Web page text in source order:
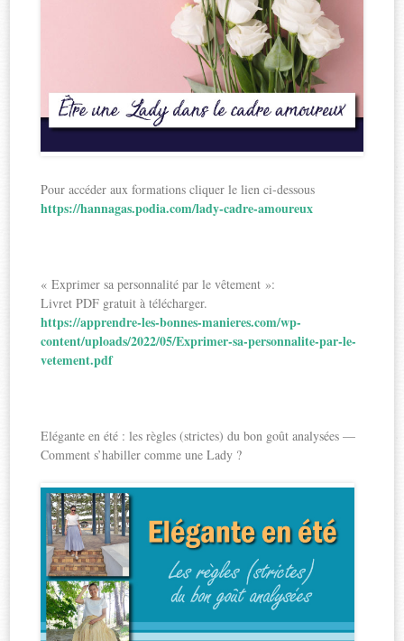
Pour accéder aux formations cliquer le lien ci-dessous
https://hannagas.podia.com/lady-cadre-amoureux
« Exprimer sa personnalité par le vêtement »:
Livret PDF gratuit à télécharger.
https://apprendre-les-bonnes-manieres.com/wp-
content/uploads/2022/05/Exprimer-sa-personnalite-par-le-
vetement.pdf
Elégante en été : les règles (strictes) du bon goût analysées —
Comment s’habiller comme une Lady ?